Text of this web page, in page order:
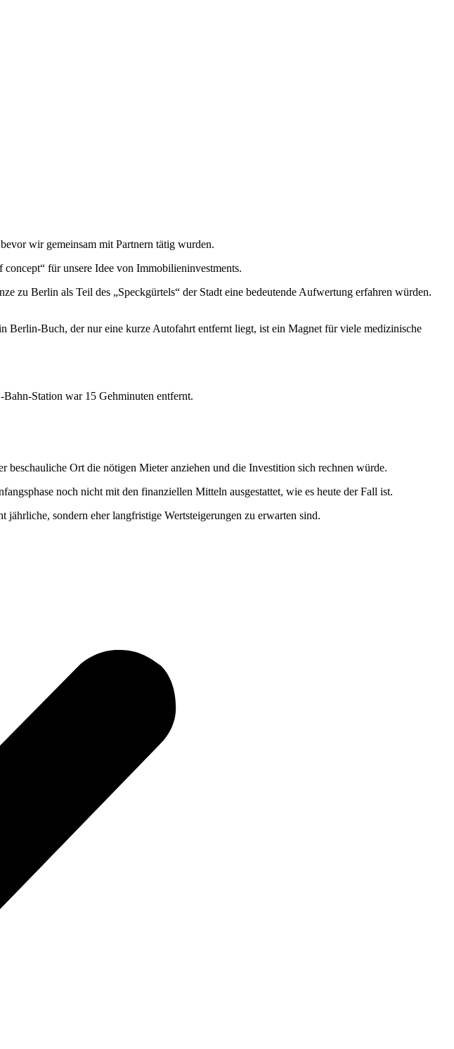
wir gemeinsam mit Partnern tätig wurden.
für unsere Idee von Immobilieninvestments.
zu Berlin als Teil des „Speckgürtels“ der Stadt eine bedeutende Aufwertung erfahren würden.
Buch, der nur eine kurze Autofahrt entfernt liegt, ist ein Magnet für viele medizinische
Station war 15 Gehminuten entfernt.
Ort die nötigen Mieter anziehen und die Investition sich rechnen würde.
noch nicht mit den finanziellen Mitteln ausgestattet, wie es heute der Fall ist.
sondern eher langfristige Wertsteigerungen zu erwarten sind.